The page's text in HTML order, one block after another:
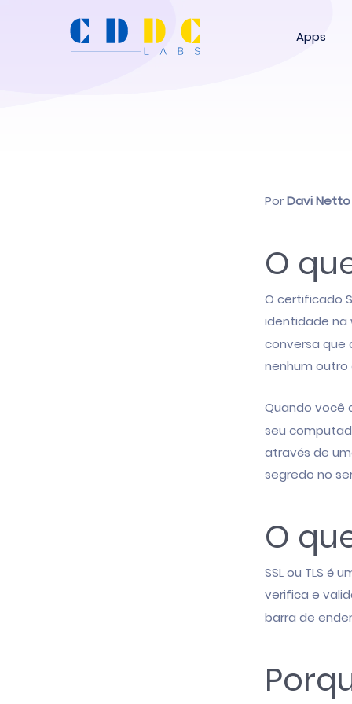
Apps
PorDavi Netto
O
O certificado
identidade na
conversa que
nenhum
Quando você
seu
através de
segredo no
O
SSL ou TLS é
verifica e
barra de